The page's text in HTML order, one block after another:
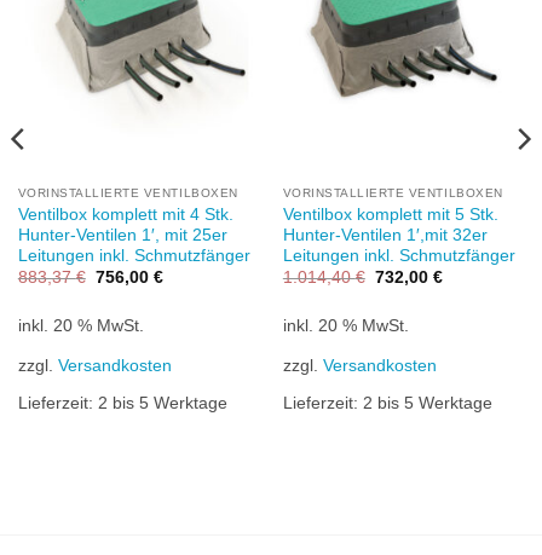
VORINSTALLIERTE VENTILBOXEN
Ventilbox komplett mit 4 Stk.
Hunter-Ventilen 1′, mit 25er
Leitungen inkl. Schmutzfänger
883,37€ Ursprünglicher
883,37 €
756,00 €Aktueller
inkl. 20 % MwSt.
zzgl. Versandkosten
Lieferzeit: 2 bis 5 Werktage
VORINSTALLIERTE VENTILBOXEN
Ventilbox komplett mit 5 Stk.
Hunter-Ventilen 1′,mit 32er
Leitungen inkl. Schmutzfänger
1.014,40€ Ursprünglicher
1.014,40 €
732,00 €Aktueller
inkl. 20 % MwSt.
zzgl. Versandkosten
Lieferzeit: 2 bis 5 Werktage